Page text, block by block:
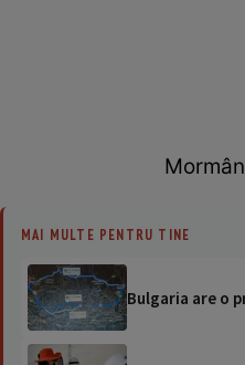
MAI MULTE PENTRU TINE
Bulgaria are o